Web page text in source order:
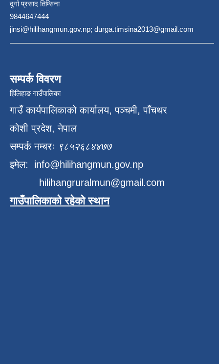
दुर्गा प्रसाद तिम्सिना
9844647444
jinsi@hilihangmun.gov.np; durga.timsina2013@gmail.com
सम्पर्क विवरण
हिलिहाङ गाउँपालिका
गाउँ कार्यपालिकाको कार्यालय, पञ्चमी, पाँचथर
कोशी प्रदेश, नेपाल
सम्पर्क नम्बरः ९८५२६८४४७७
इमेल: info@hilihangmun.gov.np
hilihangruralmun@gmail.com
गाउँपालिकाको रहेको स्थान